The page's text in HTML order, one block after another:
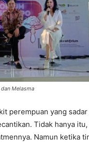
Melasma
perempuan yang
Tidak hanya
Namun ketika